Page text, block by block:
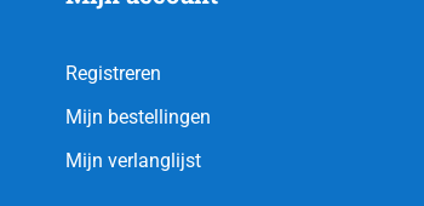
Registreren
Mijn bestellingen
Mijn verlanglijst